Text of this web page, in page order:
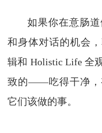
如果你在意肠
和身体对话的机会
辑和 Holistic Life 全
致的——吃得干净，
它们该做的事。